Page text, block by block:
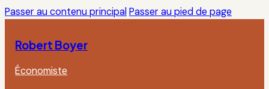
Passer au contenu principal Passer au pied de page
Robert Boyer
Économiste